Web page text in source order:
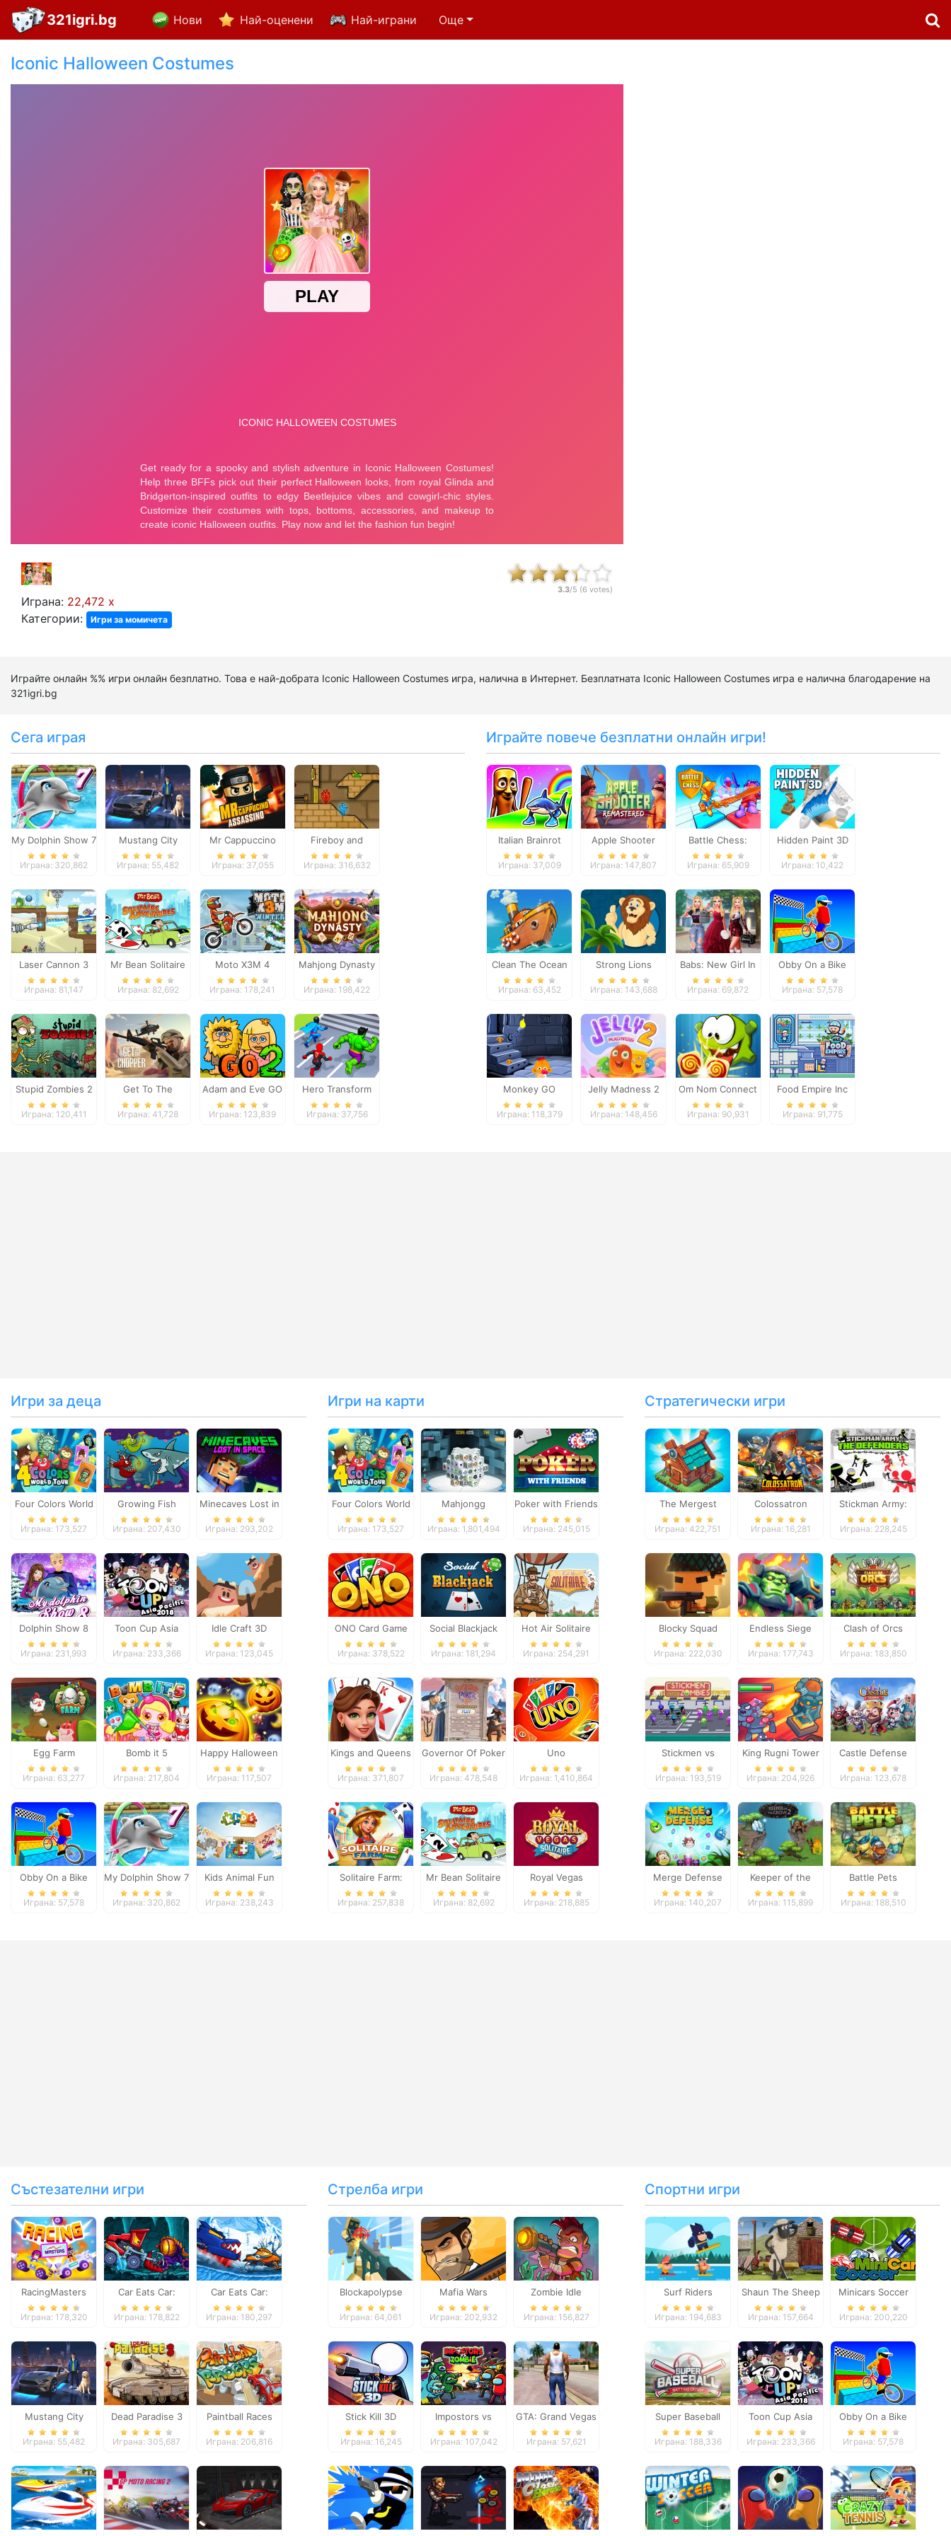
321igri.bg Нови Най-оценени Най-играни Още
Iconic Halloween Costumes
Играна: 22,472 x
Категории:
Игри за момичета
3.3/5 (6 votes)
Играйте онлайн %% игри онлайн безплатно. Това е най-добрата Iconic Halloween Costumes игра, налична в Интернет. Безплатната Iconic Halloween Costumes игра е налична благодарение на
321igri.bg
Сега играя
My Dolphin Show 7
Играна: 320,862
Mustang City
Driver
Играна: 55,482
Mr Cappuccino
Assassino
Играна: 37,055
Fireboy and
Watergirl 2
Играна: 316,632
Laser Cannon 3
Играна: 81,147
Mr Bean Solitaire
Adventures
Играна: 82,692
Moto X3M 4
Winter
Играна: 178,241
Mahjong Dynasty
Играна: 198,422
Stupid Zombies 2
Играна: 120,411
Get To The
Chopper
Играна: 41,728
Adam and Eve GO
2
Играна: 123,839
Hero Transform
Race
Играна: 37,756
Играйте повече безплатни онлайн игри!
Italian Brainrot
Survive Parkour
Играна: 37,009
Apple Shooter
Remastered
Играна: 147,807
Battle Chess:
Puzzle
Играна: 65,909
Hidden Paint 3D
Играна: 10,422
Clean The Ocean
Играна: 63,452
Strong Lions
Jigsaw
Играна: 143,688
Babs: New Girl In
School
Играна: 69,872
Obby On a Bike
Играна: 57,578
Monkey GO
Happy: Stage 2
Играна: 118,379
Jelly Madness 2
Играна: 148,456
Om Nom Connect
Classic
Играна: 90,931
Food Empire Inc
Играна: 91,775
Игри за деца
Four Colors World
Tour
Играна: 173,527
Growing Fish
Играна: 207,430
Minecaves Lost in
Space
Играна: 293,202
Dolphin Show 8
Играна: 231,993
Toon Cup Asia
Pacific 2018
Играна: 233,366
Idle Craft 3D
Играна: 123,045
Egg Farm
Играна: 63,277
Bomb it 5
Играна: 217,804
Happy Halloween
Играна: 117,507
Obby On a Bike
Играна: 57,578
My Dolphin Show 7
Играна: 320,862
Kids Animal Fun
Играна: 238,243
Игри на карти
Four Colors World
Tour
Играна: 173,527
Mahjongg
Dimensions
Играна: 1,801,494
Poker with Friends
Играна: 245,015
ONO Card Game
Играна: 378,522
Social Blackjack
Играна: 181,294
Hot Air Solitaire
Играна: 254,291
Kings and Queens
Solitaire Tripeaks
Играна: 371,807
Governor Of Poker
2
Играна: 478,548
Uno
Играна: 1,410,864
Solitaire Farm:
Seasons
Играна: 257,838
Mr Bean Solitaire
Adventures
Играна: 82,692
Royal Vegas
Solitaire
Играна: 218,885
Стратегически игри
The Mergest
Kingdom
Играна: 422,751
Colossatron
Играна: 16,281
Stickman Army:
The Defenders
Играна: 228,245
Blocky Squad
Играна: 222,030
Endless Siege
Играна: 177,743
Clash of Orcs
Играна: 183,850
Stickmen vs
Zombies
Играна: 193,519
King Rugni Tower
Defense
Играна: 204,926
Castle Defense
Играна: 123,678
Merge Defense
Играна: 140,207
Keeper of the
Grove 2
Играна: 115,899
Battle Pets
Играна: 188,510
Състезателни игри
RacingMasters
Играна: 178,320
Car Eats Car:
Dungeon
Adventure
Играна: 178,822
Car Eats Car:
Winter Adventure
Играна: 180,297
Mustang City
Driver
Играна: 55,482
Dead Paradise 3
Играна: 305,687
Paintball Races
Играна: 206,816
Стрелба игри
Blockapolypse
Zombie Shooter
Играна: 64,061
Mafia Wars
Играна: 202,932
Zombie Idle
Defense Online
Играна: 156,827
Stick Kill 3D
Играна: 16,245
Impostors vs
Zombies: Survival
Играна: 107,042
GTA: Grand Vegas
Crime
Играна: 57,621
Спортни игри
Surf Riders
Играна: 194,683
Shaun The Sheep
Baahmy Golf
Играна: 157,664
Minicars Soccer
Играна: 200,220
Super Baseball
Играна: 188,336
Toon Cup Asia
Pacific 2018
Играна: 233,366
Obby On a Bike
Играна: 57,578